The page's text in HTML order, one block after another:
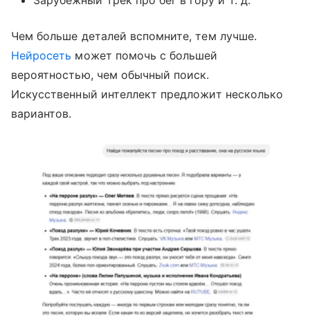
Чем больше деталей вспомните, тем лучше.
Нейросеть может помочь с большей
вероятностью, чем обычный поиск.
Искусственный интеллект предложит несколько
вариантов.